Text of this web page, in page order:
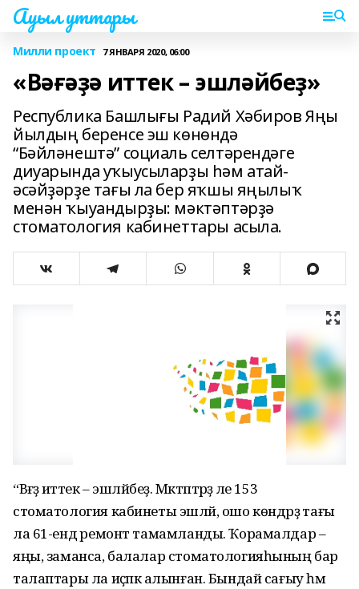
Ауыл уттары
Милли проект 7 ЯНВАРЯ 2020, 06:00
«Вәғәҙә иттек – эшләйбеҙ»
Республика Башлығы Радий Хәбиров Яңы
йылдың беренсе эш көнөндә
“Бәйләнештә” социаль селтәрендәге
диуарында уҡыусыларҙы һәм атай-
әсәйҙәрҙе тағы ла бер яҡшы яңылыҡ
менән ҡыуандырҙы: мәктәптәрҙә
стоматология кабинеттары асыла.
“Вәғәҙә иттек – эшләйбеҙ. Мәктәптәрҙә әле 153
стоматология кабинеты эшләй, ошо көндәрҙә тағы
ла 61-ендә ремонт тамамланды. Ҡорамалдар –
яңы, заманса, балалар стоматологияһының бар
талаптары ла иҫәпкә алынған. Бындай сағыу һәм